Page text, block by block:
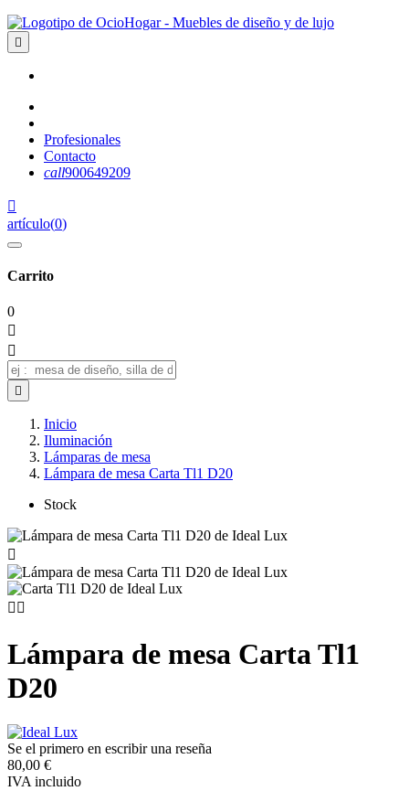

Profesionales
Contacto
call900649209

artículo(0)
Carrito
0



Inicio
Iluminación
Lámparas de mesa
Lámpara de mesa Carta Tl1 D20
Stock

 
Lámpara de mesa Carta Tl1
D20
Se el primero en escribir una reseña
80,00 €
IVA incluido